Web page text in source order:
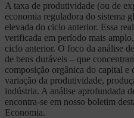
A taxa de produtividade (ou de
economia reguladora do sistema
elevada do ciclo anterior. Essa
verificada em período mais
ciclo anterior. O foco da análise
de bens duráveis – que
composição orgânica do capital e
variação da produtividade,
indústria. A análise aprofundada
encontra-se em nosso boletim
Economia.